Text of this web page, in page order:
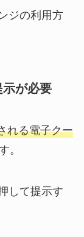
ジの利用方
が必要
れる電子クー
。
して提示す